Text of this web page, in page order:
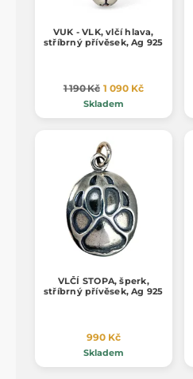
VUK - VLK, vlčí hlava,
stříbrný přívěsek, Ag 925
1 190 Kč 1 090 Kč
Skladem
VLČÍ STOPA, šperk,
stříbrný přívěsek, Ag 925
990 Kč
Skladem